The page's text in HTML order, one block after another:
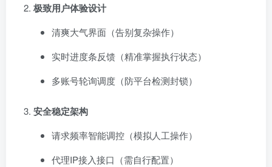
极致用户体验设计
清爽大气界面（告别复杂操作）
实时进度条反馈（精准掌握执行状态）
多账号轮询调度（防平台检测封锁）
安全稳定架构
请求频率智能调控（模拟人工操作）
代理IP接入接口（需自行配置）